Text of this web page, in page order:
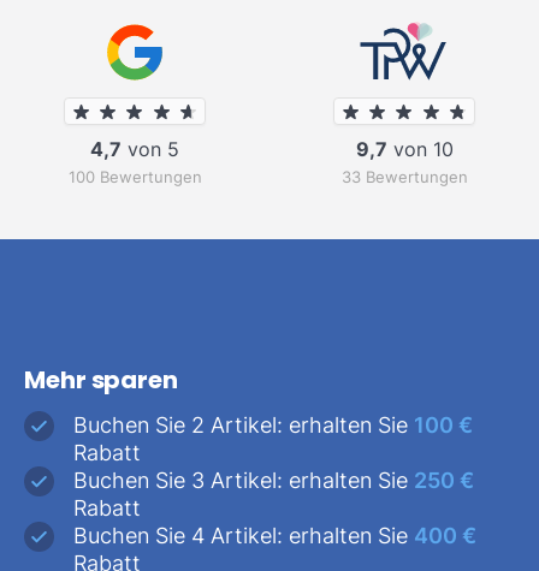
4,7 von 5
100 Bewertungen
9,7 von 10
33 Bewertungen
Mehr sparen
Buchen Sie 2 Artikel: erhalten Sie 100 €
Rabatt
Buchen Sie 3 Artikel: erhalten Sie 250 €
Rabatt
Buchen Sie 4 Artikel: erhalten Sie 400 €
Rabatt